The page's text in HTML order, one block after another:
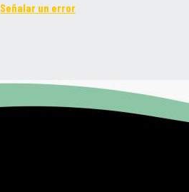
Señalar un error